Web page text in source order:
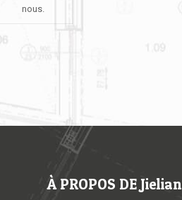
nous.
À PROPOS DE Jielian